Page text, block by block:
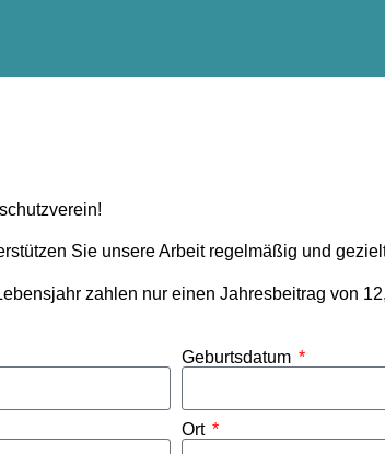
Sie unsere Arbeit regelmäßig und
zahlen nur einen Jahresbeitrag von
Geburtsdatum
Ort